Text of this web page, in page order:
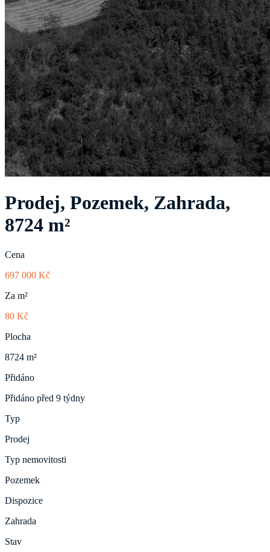
Prodej, Pozemek, Zahrada,
8724 m²
Cena
697 000 Kč
Za m²
80 Kč
Plocha
8724 m²
Přidáno
Přidáno před 9 týdny
Typ
Prodej
Typ nemovitosti
Pozemek
Dispozice
Zahrada
Stav